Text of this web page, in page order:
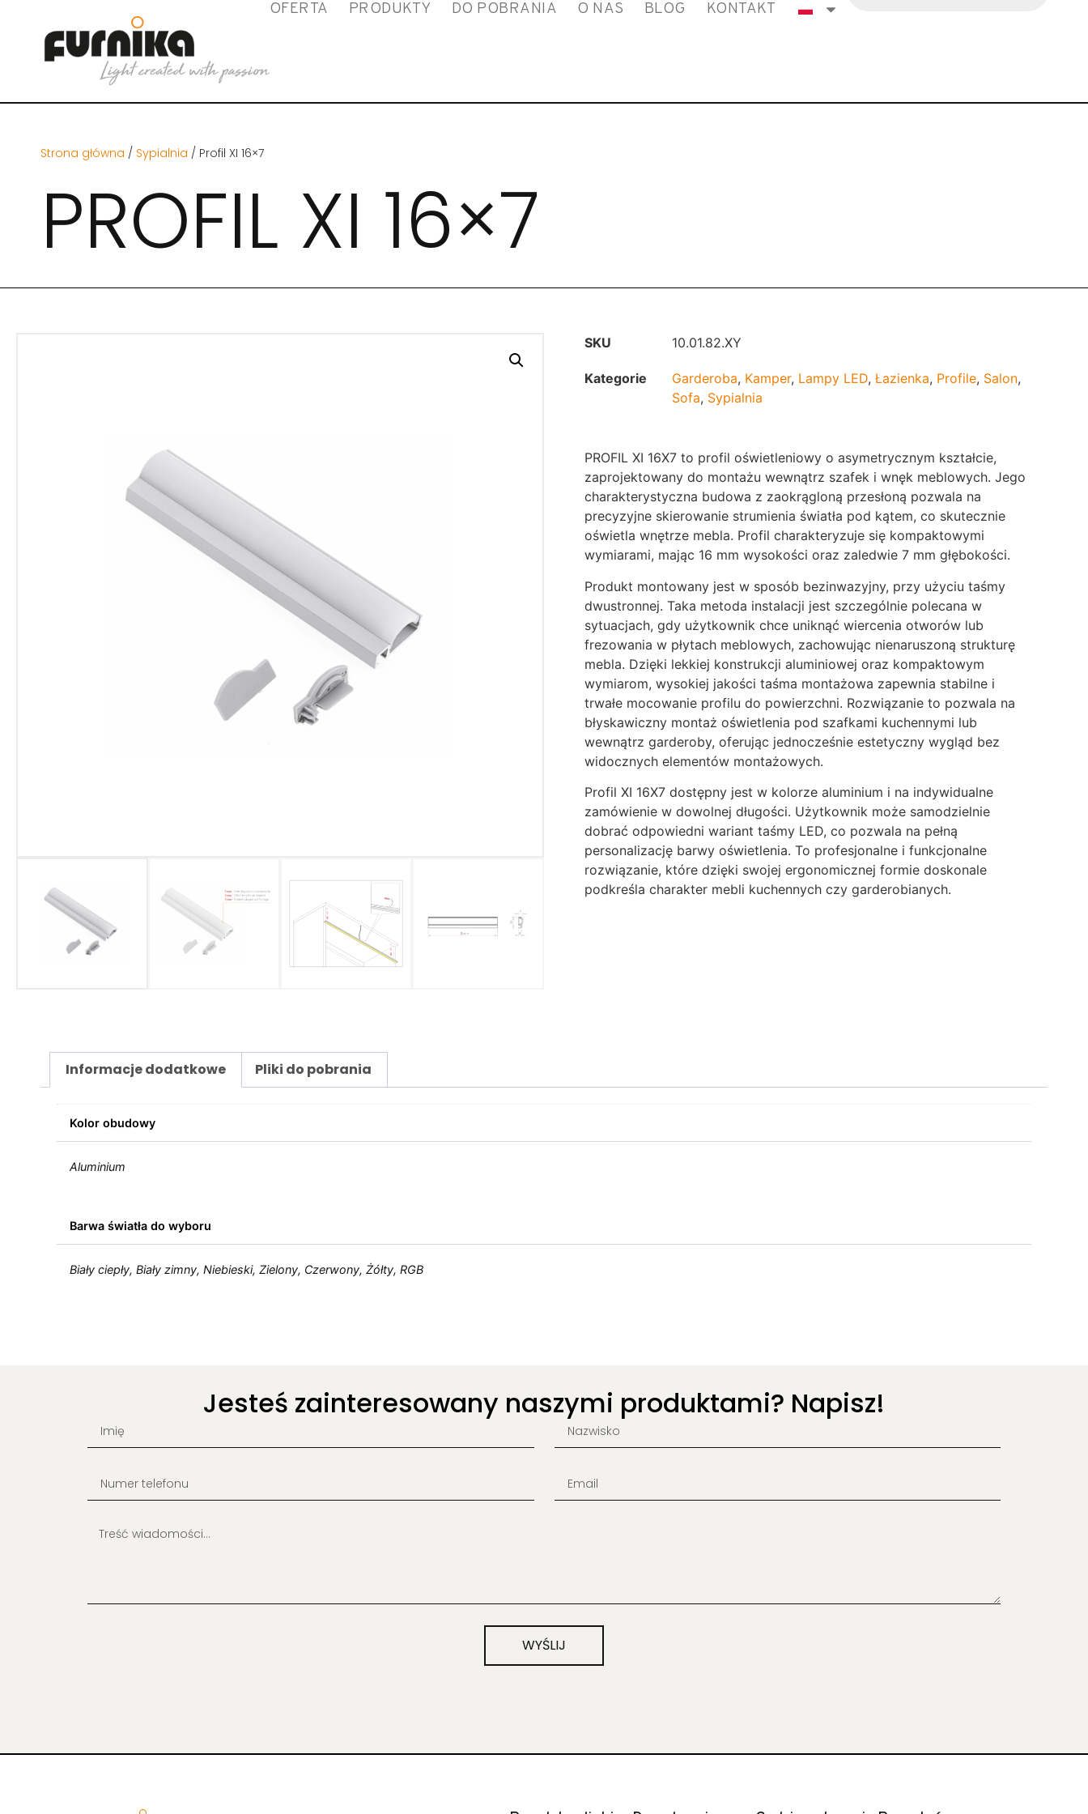
OFERTA PRODUKTY DO POBRANIA O NAS BLOG KONTAKT
Strona główna / Sypialnia / Profil XI 16×7
PROFIL XI 16×7
SKU 10.01.82.XY
Kategorie Garderoba, Kamper, Lampy LED, Łazienka, Profile, Salon,
Sofa, Sypialnia
PROFIL XI 16X7 to profil oświetleniowy o asymetrycznym kształcie,
zaprojektowany do montażu wewnątrz szafek i wnęk meblowych. Jego
charakterystyczna budowa z zaokrągloną przesłoną pozwala na
precyzyjne skierowanie strumienia światła pod kątem, co skutecznie
oświetla wnętrze mebla. Profil charakteryzuje się kompaktowymi
wymiarami, mając 16 mm wysokości oraz zaledwie 7 mm głębokości.
Produkt montowany jest w sposób bezinwazyjny, przy użyciu taśmy
dwustronnej. Taka metoda instalacji jest szczególnie polecana w
sytuacjach, gdy użytkownik chce uniknąć wiercenia otworów lub
frezowania w płytach meblowych, zachowując nienaruszoną strukturę
mebla. Dzięki lekkiej konstrukcji aluminiowej oraz kompaktowym
wymiarom, wysokiej jakości taśma montażowa zapewnia stabilne i
trwałe mocowanie profilu do powierzchni. Rozwiązanie to pozwala na
błyskawiczny montaż oświetlenia pod szafkami kuchennymi lub
wewnątrz garderoby, oferując jednocześnie estetyczny wygląd bez
widocznych elementów montażowych.
Profil XI 16X7 dostępny jest w kolorze aluminium i na indywidualne
zamówienie w dowolnej długości. Użytkownik może samodzielnie
dobrać odpowiedni wariant taśmy LED, co pozwala na pełną
personalizację barwy oświetlenia. To profesjonalne i funkcjonalne
rozwiązanie, które dzięki swojej ergonomicznej formie doskonale
podkreśla charakter mebli kuchennych czy garderobianych.
Informacje dodatkowe Pliki do pobrania
Kolor obudowy
Aluminium
Barwa światła do wyboru
Biały ciepły, Biały zimny, Niebieski, Zielony, Czerwony, Żółty, RGB
Jesteś zainteresowany naszymi produktami? Napisz!
WYŚLIJ